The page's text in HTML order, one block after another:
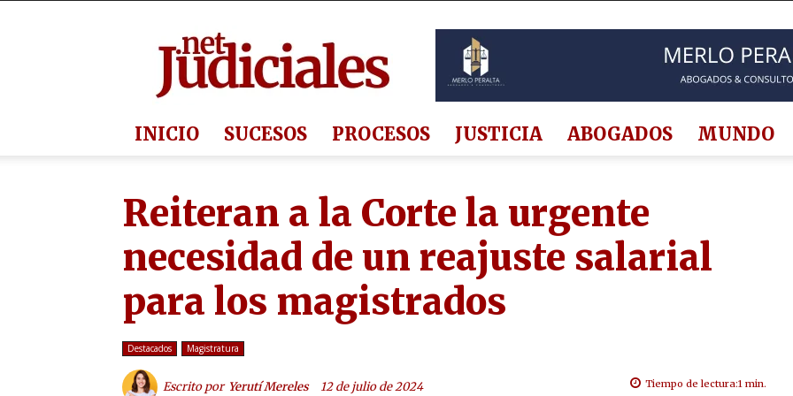
INICIO SUCESOS PROCESOS JUSTICIA ABOGADOS MUNDO
Reiteran a la Corte la urgente
necesidad de un reajuste salarial
para los magistrados
Destacados Magistratura
Escrito por Yerutí Mereles 12 de julio de 2024 Tiempo de lectura:1 min.